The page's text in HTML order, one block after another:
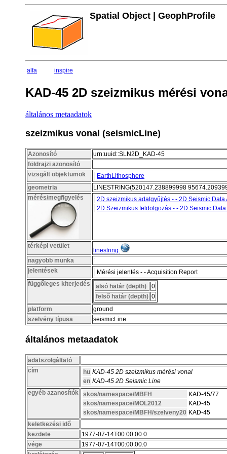
Spatial Object | GeophProfile
alfa inspire
KAD-45 2D szeizmikus mérési
általános metaadatok
szeizmikus vonal (seismicLine)
Azonosító
urn:uuid::SLN2D_KAD-45
földrajzi azonosító
vizsgált objektumok
EarthLithosphere
geometria
LINESTRING(520147.238899998
mérés/megfigyelés
2D szeizmikus adatgyűjtés - - 2D Seismic Data
2D Szeizmikus feldolgozás - - 2D Seismic
térképi vetület
linestring
nagyobb munka
jelentések
Mérési jelentés - - Acquisition Report
függőleges kiterjedés
alsó határ (depth)
0
felső határ (depth) 0
platform
ground
szelvény típusa
seismicLine
általános metaadatok
adatszolgáltató
cím
hu KAD-45 2D szeizmikus mérési vonal
en KAD-45 2D Seismic Line
egyéb azanosítók
skos/namespace/MBFH
KAD-45/77
skos/namespace/MOL2012
KAD-45
skos/namespace/MBFH/szelveny20 KAD-45
keletkezési idő
kezdete
1977-07-14T00:00:00.0
vége
1977-07-14T00:00:00.0